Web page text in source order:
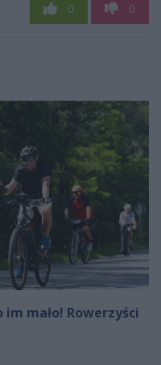
0 0
mało! Rowerzyści